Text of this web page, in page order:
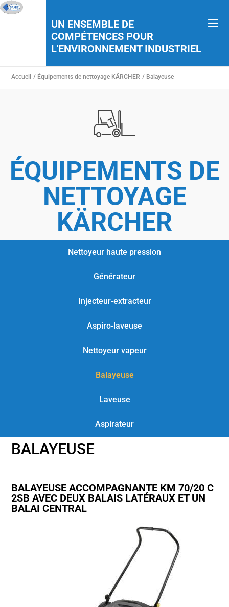
UN ENSEMBLE DE
COMPÉTENCES POUR
L'ENVIRONNEMENT INDUSTRIEL
Accueil / Équipements de nettoyage KÄRCHER / Balayeuse
ÉQUIPEMENTS DE
NETTOYAGE
KÄRCHER
Nettoyeur haute pression
Générateur
Injecteur-extracteur
Aspiro-laveuse
Nettoyeur vapeur
Balayeuse
Laveuse
Aspirateur
BALAYEUSE
BALAYEUSE ACCOMPAGNANTE KM 70/20 C
2SB AVEC DEUX BALAIS LATÉRAUX ET UN
BALAI CENTRAL